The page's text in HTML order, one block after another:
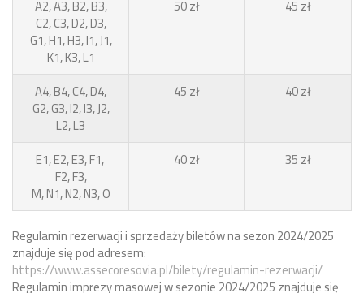
A2, A3, B2, B3,
C2, C3, D2, D3,
G1, H1, H3, I1, J1,
K1, K3, L1
50 zł 45 zł
A4, B4, C4, D4,
G2, G3, I2, I3, J2,
L2, L3
45 zł 40 zł
E1, E2, E3, F1,
F2, F3,
M, N1, N2, N3, O
40 zł 35 zł
Regulamin rezerwacji i sprzedaży biletów na sezon 2024/2025
znajduje się pod adresem:
https://www.assecoresovia.pl/bilety/regulamin-rezerwacji/
Regulamin imprezy masowej w sezonie 2024/2025 znajduje się